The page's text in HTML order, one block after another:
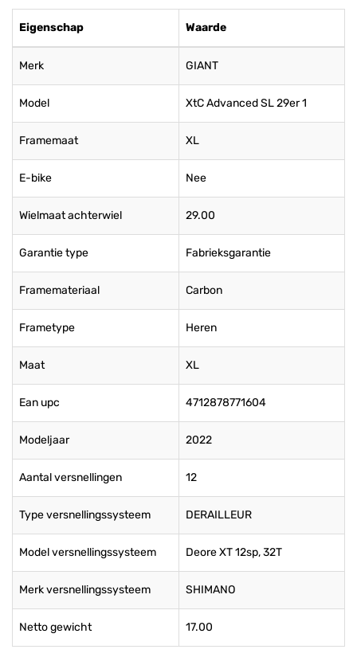
Eigenschap Waarde
Merk GIANT
Model XtC Advanced SL 29er 1
Framemaat XL
E-bike Nee
Wielmaat achterwiel 29.00
Garantie type Fabrieksgarantie
Framemateriaal Carbon
Frametype Heren
Maat XL
Ean upc 4712878771604
Modeljaar 2022
Aantal versnellingen 12
Type versnellingssysteem DERAILLEUR
Model versnellingssysteem Deore XT 12sp, 32T
Merk versnellingssysteem SHIMANO
Netto gewicht 17.00